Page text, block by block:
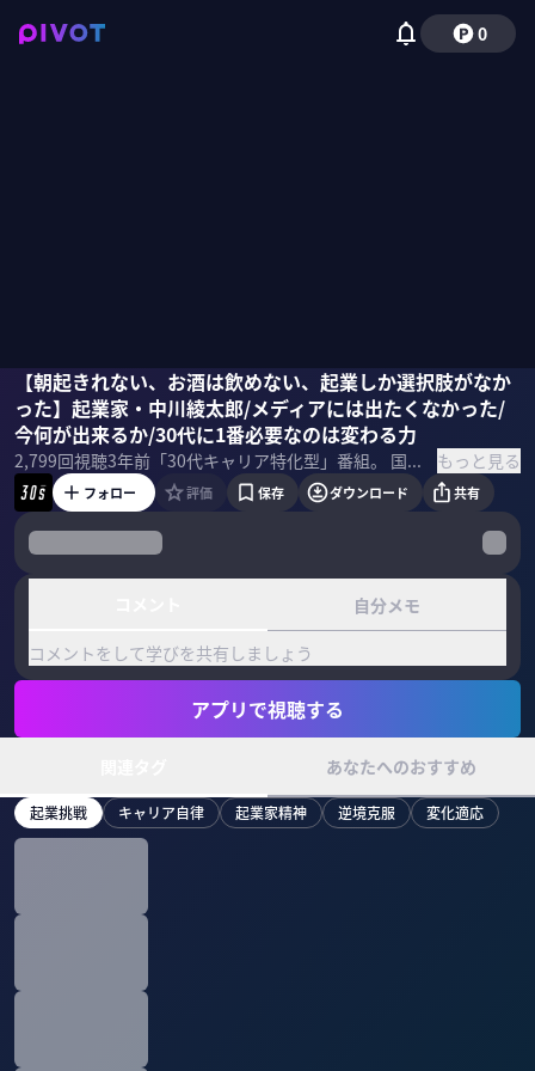
0
【朝起きれない、お酒は飲めない、起業しか選択肢がなか
った】起業家・中川綾太郎/メディアには出たくなかった/
今何が出来るか/30代に1番必要なのは変わる力
2,799回視聴3年前 「30代キャリア特化型」番組。 国内外で活躍する同世代のビジネスパーソンを始めエンターテイナー・アスリートなどにディープインタビュー。環境の変化を恐れないフロントランナーの本音とビジョンを聞き出し、一流のマインドセットを学ぶ。 ＜ゲスト＞ 起業家 中川綾太郎 1988年生まれ、兵庫県出身。大学在学時から起業を経験し、2012年に株式会社ペロリを創業。女性向けキュレーションプラットフォーム「MERY」を運営。2014年株式会社ディー・エヌ・エーに事業を売却。2017年、株式会社newnを創業。株式会社stand.fmの共同代表、株式会社FIREBUGの社外取締役も務める。また、個人投資家としても活動しており、スタートアップへの出資を行っている。 もっと見る
中川綾太郎国山ハセン
フォロー 評価 保存 ダウンロード 共有
自分メモ
コメントをして学びを共有しましょう
アプリで視聴する
あなたへのおすすめ
起業挑戦 キャリア自律 起業家精神 逆境克服 変化適応